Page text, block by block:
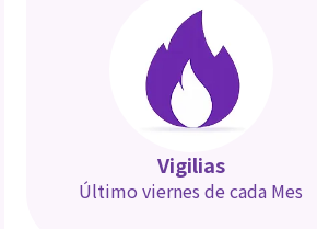
Vigilias
Último viernes de cada Mes